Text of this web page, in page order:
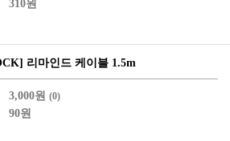
310원
리마인드 케이블 1.5m
3,000원 (0)
90원